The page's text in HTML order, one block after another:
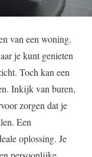
van een woning.
je kunt genieten
Toch kan een
Inkijk van buren,
zorgen dat je
Een
oplossing. Je